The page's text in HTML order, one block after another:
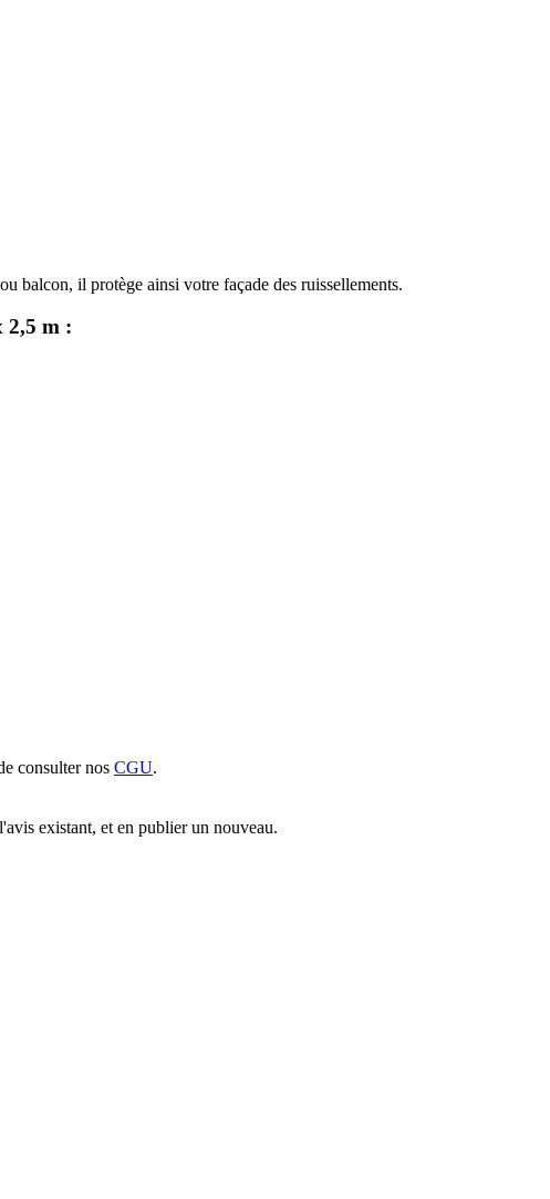
balcon, il protège ainsi votre façade des ruissellements.
2,5 m :
consulter nos CGU.
existant, et en publier un nouveau.